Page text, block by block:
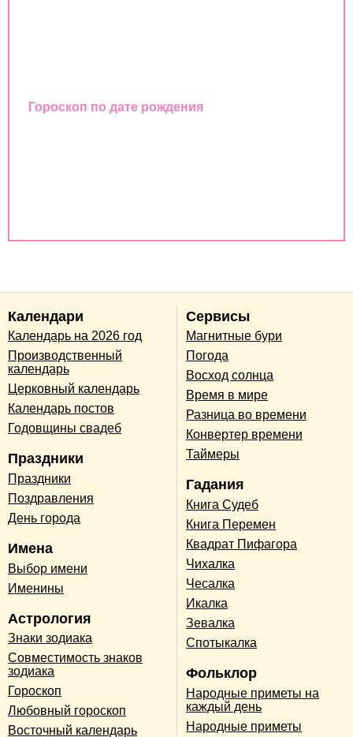
Гороскоп по дате рождения
Календари
Календарь на 2026 год
Производственный
календарь
Церковный календарь
Календарь постов
Годовщины свадеб
Праздники
Праздники
Поздравления
День города
Имена
Выбор имени
Именины
Астрология
Знаки зодиака
Совместимость знаков
зодиака
Гороскоп
Любовный гороскоп
Восточный календарь
Сервисы
Магнитные бури
Погода
Восход солнца
Время в мире
Разница во времени
Конвертер времени
Таймеры
Гадания
Книга Судеб
Книга Перемен
Квадрат Пифагора
Чихалка
Чесалка
Икалка
Зевалка
Спотыкалка
Фольклор
Народные приметы на
каждый день
Народные приметы